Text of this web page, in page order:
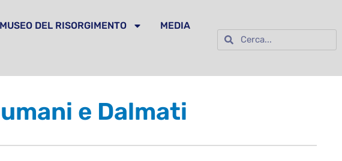
DEL RISORGIMENTO MEDIA
e Dalmati